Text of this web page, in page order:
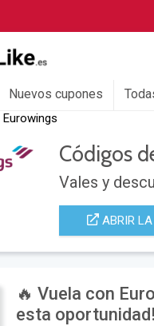
Nuevos cupones
Eurowings
Códigos
Vales y
ABRIR LA
🔥 Vuela con
esta oportunidad!